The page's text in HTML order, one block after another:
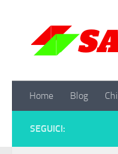
Home Blog
SEGUICI: